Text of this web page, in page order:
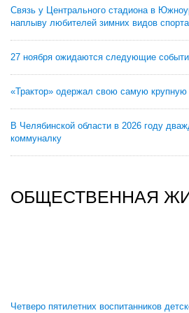
Связь у Центрального стадиона в
наплыву любителей зимних видов спорта
27 ноября ожидаются следующие
«Трактор» одержал свою самую
В Челябинской области в 2026 году
коммуналку
ОБЩЕСТВЕННАЯ
Четверо пятилетних воспитанников